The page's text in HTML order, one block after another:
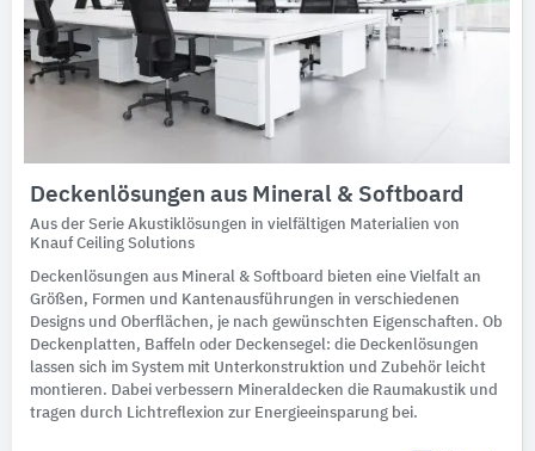
Deckenlösungen aus Mineral & Softboard
Aus der Serie Akustiklösungen in vielfältigen Materialien von
Knauf Ceiling Solutions
Deckenlösungen aus Mineral & Softboard bieten eine Vielfalt an
Größen, Formen und Kantenausführungen in verschiedenen
Designs und Oberflächen, je nach gewünschten Eigenschaften. Ob
Deckenplatten, Baffeln oder Deckensegel: die Deckenlösungen
lassen sich im System mit Unterkonstruktion und Zubehör leicht
montieren. Dabei verbessern Mineraldecken die Raumakustik und
tragen durch Lichtreflexion zur Energieeinsparung bei.